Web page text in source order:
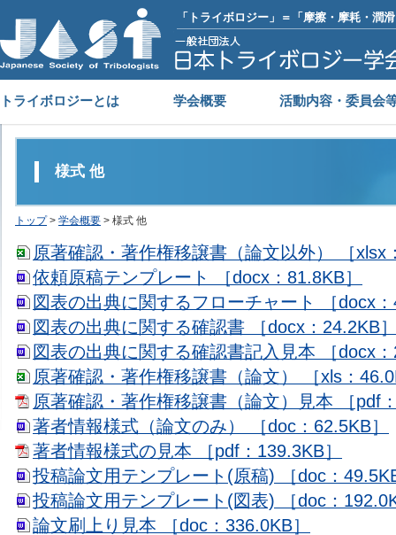
「トライボロジー」＝「摩擦・摩耗・潤
トライボロジーとは 学会概要 活動内容・委員会
様式 他
トップ> 学会概要 > 様式 他
原著確認・著作権移譲書（論文以外） ［xlsx
依頼原稿テンプレート ［docx：81.8KB］
図表の出典に関するフローチャート ［docx
図表の出典に関する確認書 ［docx：24.2KB
図表の出典に関する確認書記入見本 ［docx
原著確認・著作権移譲書（論文） ［xls：
原著確認・著作権移譲書（論文）見本 ［pdf
著者情報様式（論文のみ） ［doc：62.5KB］
著者情報様式の見本 ［pdf：139.3KB］
投稿論文用テンプレート(原稿) ［doc：
投稿論文用テンプレート(図表) ［doc：
論文刷上り見本 ［doc：336.0KB］